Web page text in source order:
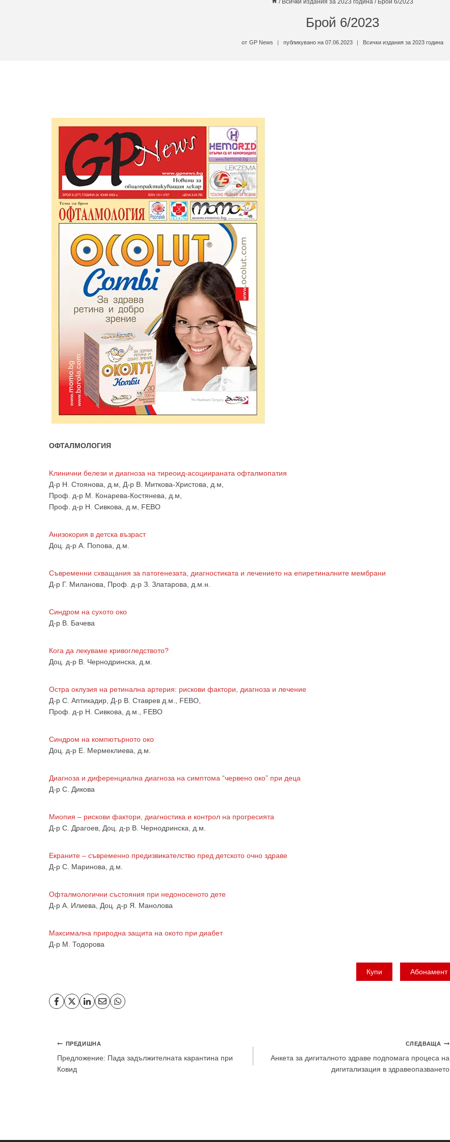
/ Всички издания за 2023 година / Брой 6/2023
Брой 6/2023
от GP News публикувано на 07.06.2023 Всички издания за 2023 година
OФТАЛМОЛОГИЯ
Kлинични белези и диагноза на тиреоид-асоциираната офталмопатия
Д-р Н. Стоянова, д.м, Д-р В. Миткова-Христова, д.м,
Проф. д-р М. Конарева-Костянева, д.м,
Проф. д-р Н. Сивкова, д.м, FEBO
Анизокория в детска възраст
Доц. д-р А. Попова, д.м.
Съвременни схващания за патогенезата, диагностиката и лечението на епиретиналните мембрани
Д-р Г. Миланова, Проф. д-р З. Златарова, д.м.н.
Синдром на сухото око
Д-р В. Бачева
Кога да лекуваме кривогледството?
Доц. д-р В. Чернодринска, д.м.
Остра оклузия на ретинална артерия: рискови фактори, диагноза и лечение
Д-р С. Аптикадир, Д-р В. Ставрев д.м., FEBO,
Проф. д-р Н. Сивкова, д.м., FEBO
Синдром на компютърното око
Доц. д-р Е. Мермеклиева, д.м.
Диагноза и диференциална диагноза на симптома “червено око” при деца
Д-р С. Дикова
Миопия – рискови фактори, диагностика и контрол на прогресията
Д-р С. Драгоев, Доц. д-р В. Чернодринска, д.м.
Екраните – съвременно предизвикателство пред детското очно здраве
Д-р С. Маринова, д.м.
Офталмологични състояния при недоносеното дете
Д-р А. Илиева, Доц. д-р Я. Манолова
Максимална природна защита на окото при диабет
Д-р М. Тодорова
Купи Абонамент
Навигация
ПРЕДИШНА
Предложение: Пада задължителната карантина при
Ковид
СЛЕДВАЩА
Анкета за дигиталното здраве подпомага процеса на
дигитализация в здравеопазването
GP